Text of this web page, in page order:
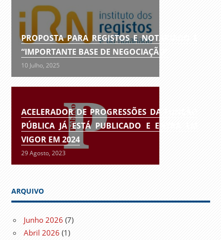
PROPOSTA PARA REGISTOS E NOTARIADO É
“IMPORTANTE BASE DE NEGOCIAÇÃO”
10 Julho, 2025
ACELERADOR DE PROGRESSÕES DA FUNÇÃO
PÚBLICA JÁ ESTÁ PUBLICADO E ENTRA EM
VIGOR EM 2024
29 Agosto, 2023
ARQUIVO
Junho 2026 (7)
Abril 2026 (1)